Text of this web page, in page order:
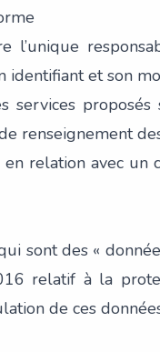
l’unique
identifiant et son
services
renseignement
en relation avec
qui sont des «
relatif à la
de ces